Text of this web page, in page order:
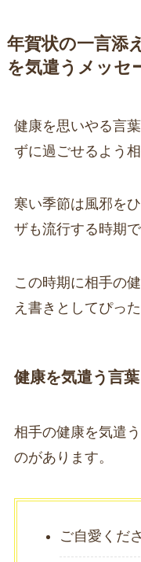
年賀状の一言添
を気遣うメッセ
健康を思いやる言
ずに過ごせるよう
寒い季節は風邪を
ザも流行する時期で
この時期に相手の
え書きとしてぴった
健康を気遣う言
相手の健康を気遣
のがあります。
ご自愛くだ